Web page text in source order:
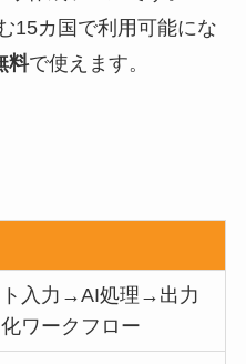
15カ国で利用可能にな
料で使えます。
ト入力→AI処理→出力
ワークフロー